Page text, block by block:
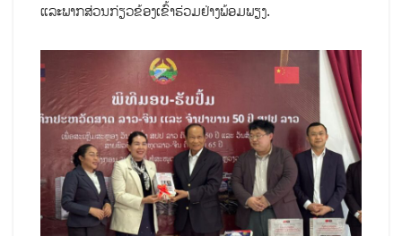
ແລະພາກສ່ວນກ່ຽວຂ້ອງເຂົ້າຮ່ວມຢ່າງພ້ອມພຽງ.